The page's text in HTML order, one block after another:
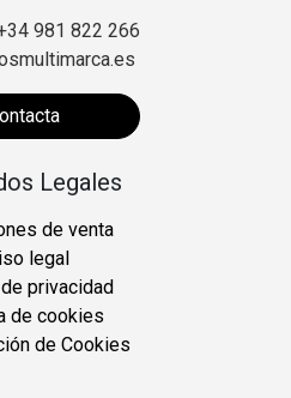
981 822 266
Legales
de venta
legal
privacidad
de cookies
de Cookies